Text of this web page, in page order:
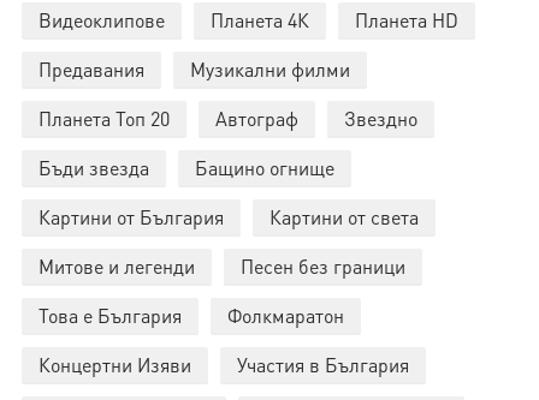
Видеоклипове
Планета 4К
Планета HD
Предавания
Музикални филми
Планета Топ 20
Автограф
Звездно
Бъди звезда
Бащино огнище
Картини от България
Картини от света
Митове и легенди
Песен без граници
Това е България
Фолкмаратон
Концертни Изяви
Участия в България